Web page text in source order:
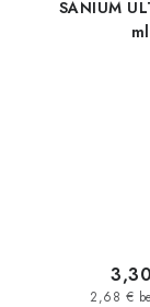
SANIUM
ml
2,68 €